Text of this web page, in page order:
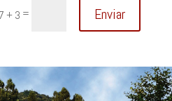
7 + 3 = Enviar